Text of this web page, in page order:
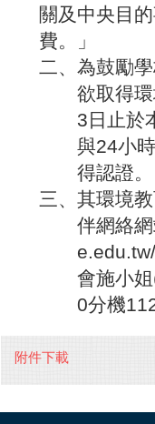
關及 中央目 的
費。
」
二、 為鼓勵學
欲取得環
3 日 止於
與24小時
得認證。
三、 其環境教
伴網絡網
e.edu.tw/
會施小姐
0分機11
附件下載